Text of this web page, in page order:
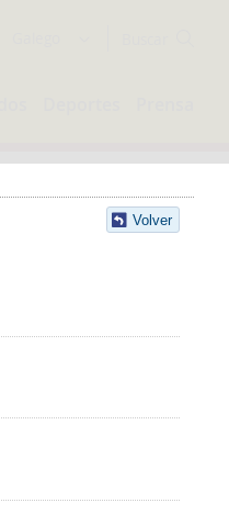
Volver